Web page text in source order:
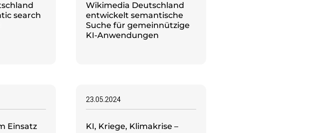
search
Wikimedia Deutschland
entwickelt semantische
Suche für gemeinnützige
KI-Anwendungen
Einsatz
23.05.2024
KI, Kriege, Klimakrise –